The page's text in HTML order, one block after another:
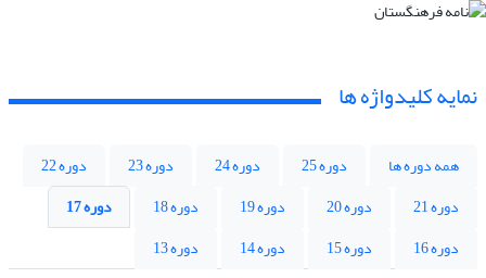
نمایه کلیدواژه ها
همه دوره ها دوره 25 دوره 24 دوره 23
دوره 22
دوره 21
دوره 20 دوره 19 دوره 18
دوره 17
دوره 16
دوره 15 دوره 14
دوره 13